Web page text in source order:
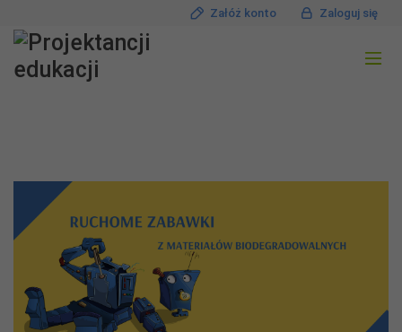
Załóż konto Zaloguj się